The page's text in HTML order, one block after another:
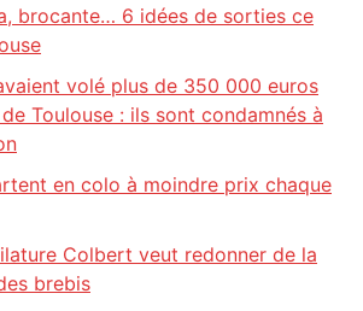
brocante… 6 idées de sorties ce
volé plus de 350 000 euros
Toulouse : ils sont condamnés à
en colo à moindre prix chaque
Colbert veut redonner de la
brebis